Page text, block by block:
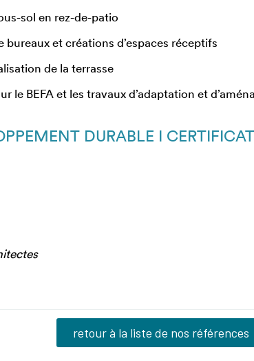
sol en rez-de-patio
et créations d’espaces réceptifs
de la terrasse
le BEFA et les travaux d’adaptation et
DURABLE I
retour à la liste de nos références